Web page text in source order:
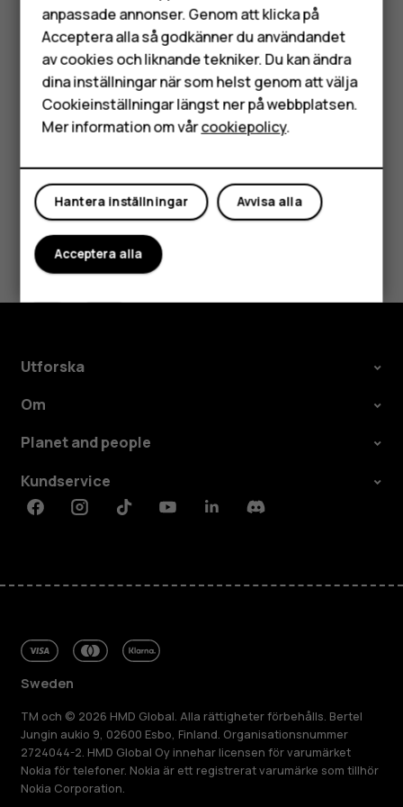
Tillbehör
HMD Terra M
Surfplattor
höga byggnader. Om du befinner dig på en plats där
användningen av Wi-Fi är begränsad kan du stänga av
trådlösa nätverk i telefoninställningarna.
Tryck påInställningar>Säkerhet och positionoch välj På
Position.
Var detta till hjälp?
Utforska
Om
Planet and people
Kundservice
FacebookInstagramTiktokYoutubeLinkedinDiscord
Sweden
TM och © 2026 HMD Global. Alla rättigheter förbehålls. Bertel
Jungin aukio 9, 02600 Esbo, Finland. Organisationsnummer
2724044-2. HMD Global Oy innehar licensen för varumärket
Nokia för telefoner. Nokia är ett registrerat varumärke som tillhör
Nokia Corporation.
anpassade annonser. Genom att klicka på
Acceptera alla så godkänner du användandet
av cookies och liknande tekniker. Du kan ändra
dina inställningar när som helst genom att välja
Cookieinställningar längst ner på webbplatsen.
Mer information om vårcookiepolicy.
Avvisa alla
Hantera inställningar
Acceptera alla